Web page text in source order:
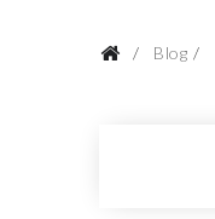
Blog